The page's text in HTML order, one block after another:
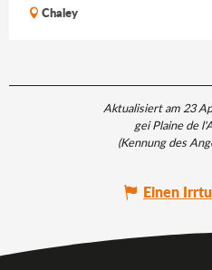
Chaley
Aktualisiert am 23
gei Plaine de
(Kennung des
Einen